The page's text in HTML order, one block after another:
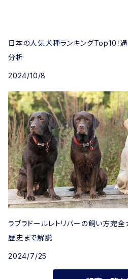
日本の人気犬種ランキングTop10！
分析
2024/10/8
ラブラドールレトリバーの飼い方完全
歴史まで解説
2024/7/25